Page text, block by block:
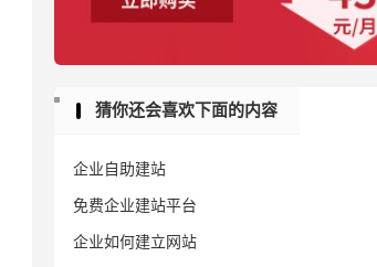
猜你还会喜欢下面的内容
企业自助建站
免费企业建站平台
企业如何建立网站